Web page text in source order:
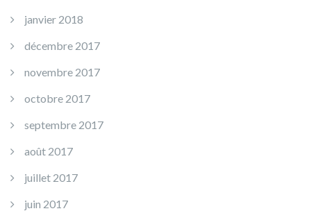
janvier 2018
décembre 2017
novembre 2017
octobre 2017
septembre 2017
août 2017
juillet 2017
juin 2017